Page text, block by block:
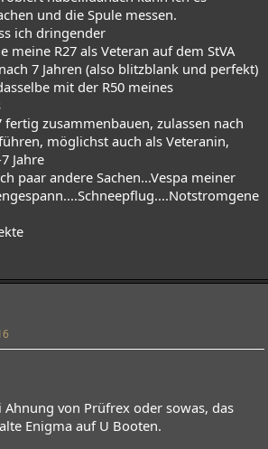
und die Spule messen.
ich dringender
meine R27 als Veteran auf dem StVA
7 Jahren (also blitzblank und perfekt)
mit der R50 meines
fertig zusammenbauen, zulassen nach
möglichst auch als Veteranin,
Jahre
paar andere Sachen...Vespa meiner
von Prüfrex oder sowas, das
Enigma auf U Booten.